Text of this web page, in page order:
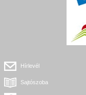
Hírlevél
Sajtószoba